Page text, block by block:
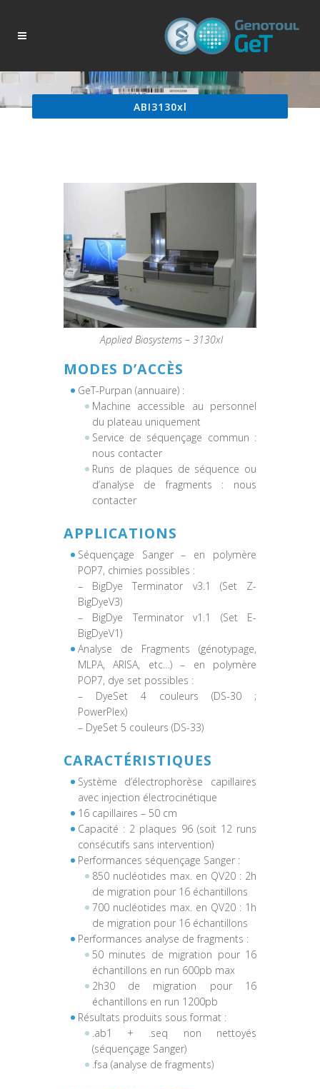
ABI3130xl
Applied Biosystems – 3130xl
MODES D’ACCÈS
GeT-Purpan (annuaire) :
Machine accessible au personnel
du plateau uniquement
Service de séquençage commun :
nous contacter
Runs de plaques de séquence ou
d’analyse de fragments : nous
contacter
APPLICATIONS
Séquençage Sanger – en polymère
POP7, chimies possibles :
– BigDye Terminator v3.1 (Set Z-
BigDyeV3)
– BigDye Terminator v1.1 (Set E-
BigDyeV1)
Analyse de Fragments (génotypage,
MLPA, ARISA, etc…) – en polymère
POP7, dye set possibles :
– DyeSet 4 couleurs (DS-30 ;
PowerPlex)
– DyeSet 5 couleurs (DS-33)
CARACTÉRISTIQUES
Système d’électrophorèse capillaires
avec injection électrocinétique
16 capillaires – 50 cm
Capacité : 2 plaques 96 (soit 12 runs
consécutifs sans intervention)
Performances séquençage Sanger :
850 nucléotides max. en QV20 : 2h
de migration pour 16 échantillons
700 nucléotides max. en QV20 : 1h
de migration pour 16 échantillons
Performances analyse de fragments :
50 minutes de migration pour 16
échantillons en run 600pb max
2h30 de migration pour 16
échantillons en run 1200pb
Résultats produits sous format :
.ab1 + .seq non nettoyés
(séquençage Sanger)
.fsa (analyse de fragments)